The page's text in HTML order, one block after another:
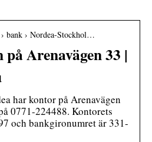
bank › Nordea-Stockhol…
Arenavägen 33 |
har kontor på Arenavägen
0771-224488. Kontorets
och bankgironumret är 331-